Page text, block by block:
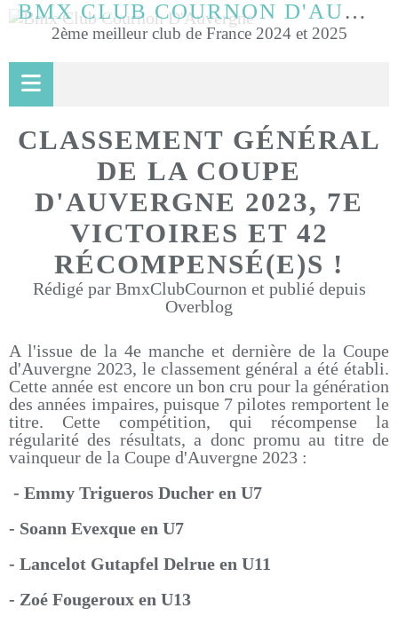
BMX CLUB COURNON D'AUVERGNE
2ème meilleur club de France 2024 et 2025
CLASSEMENT GÉNÉRAL
DE LA COUPE
D'AUVERGNE 2023, 7E
VICTOIRES ET 42
RÉCOMPENSÉ(E)S !
Rédigé par BmxClubCournon et publié depuis
Overblog
A l'issue de la 4e manche et dernière de la Coupe
d'Auvergne 2023, le classement général a été établi.
Cette année est encore un bon cru pour la génération
des années impaires, puisque 7 pilotes remportent le
titre. Cette compétition, qui récompense la
régularité des résultats, a donc promu au titre de
vainqueur de la Coupe d'Auvergne 2023 :
- Emmy Trigueros Ducher en U7
- Soann Evexque en U7
- Lancelot Gutapfel Delrue en U11
- Zoé Fougeroux en U13